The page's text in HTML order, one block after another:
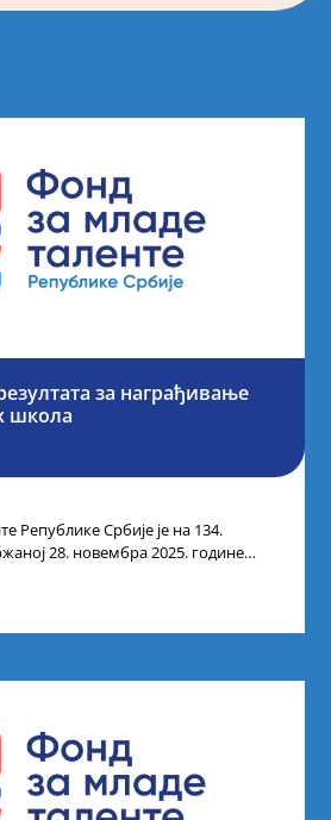
за награђивање
школа
Републике Србије је на 134.
28. новембра 2025. године